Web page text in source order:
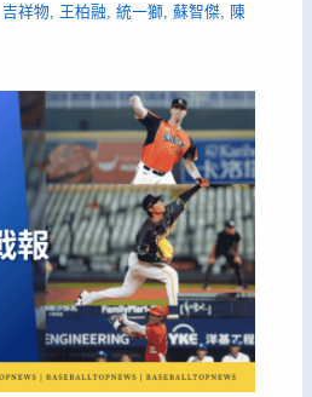
,吉祥物 王柏融 ,統一獅 ,蘇智傑 陳